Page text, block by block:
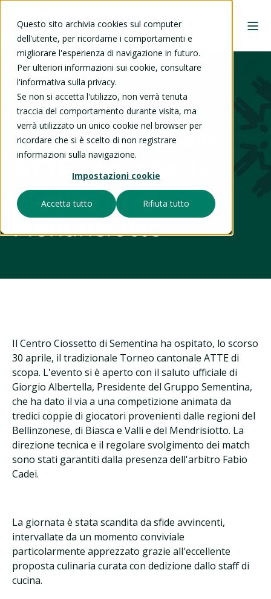
Questo sito archivia cookies sul computer
dell'utente, per ricordarne i comportamenti e
migliorare l'esperienza di navigazione in futuro.
Per ulteriori informazioni sui cookie, consultare
l'informativa sulla privacy.
Se non si accetta l'utilizzo, non verrà tenuta
traccia del comportamento durante visita, ma
verrà utilizzato un unico cookie nel browser per
ricordare che si è scelto di non registrare
informazioni sulla navigazione.
Impostazioni cookie
Accetta tutto Rifiuta tutto
08 mag 2026
Torneo cantonale
ATTE di scopa: la
coppa va nel
Mendrisiotto
Il Centro Ciossetto di Sementina ha ospitato, lo scorso
30 aprile, il tradizionale Torneo cantonale ATTE di
scopa. L'evento si è aperto con il saluto ufficiale di
Giorgio Albertella, Presidente del Gruppo Sementina,
che ha dato il via a una competizione animata da
tredici coppie di giocatori provenienti dalle regioni del
Bellinzonese, di Biasca e Valli e del Mendrisiotto. La
direzione tecnica e il regolare svolgimento dei match
sono stati garantiti dalla presenza dell'arbitro Fabio
Cadei.
La giornata è stata scandita da sfide avvincenti,
intervallate da un momento conviviale
particolarmente apprezzato grazie all'eccellente
proposta culinaria curata con dedizione dallo staff di
cucina.